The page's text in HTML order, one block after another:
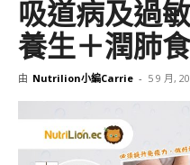
吸道病及過
養生＋潤肺
由 Nutrilion小編Carrie - 5 9 月,